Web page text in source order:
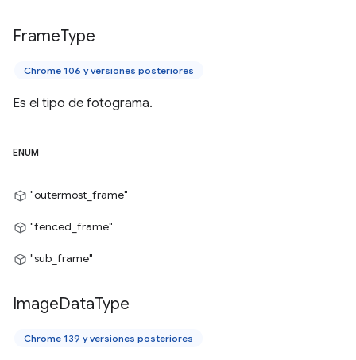
FrameType
Chrome 106 y versiones posteriores
Es el tipo de fotograma.
ENUM
"outermost_frame"
"fenced_frame"
"sub_frame"
ImageDataType
Chrome 139 y versiones posteriores